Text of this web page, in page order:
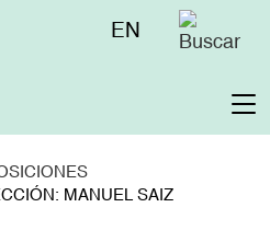
Menú
EN
MANUEL SAIZ